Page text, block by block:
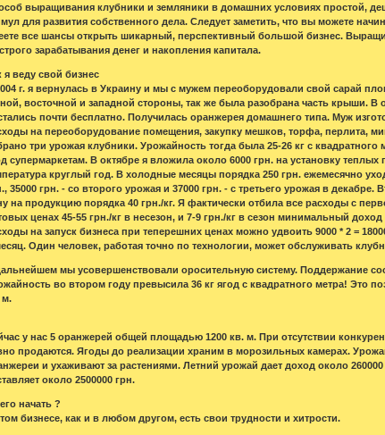
выращивания клубники и земляники в домашних условиях простой,
для развития собственного дела. Следует заметить, что вы можете
все шансы открыть шикарный, перспективный большой бизнес.
зарабатывания денег и накопления капитала.
я веду свой бизнес
г. я вернулась в Украину и мы с мужем переоборудовали свой сарай
восточной и западной стороны, так же была разобрана часть крыши.
почти бесплатно. Получилась оранжерея домашнего типа. Муж
на переоборудование помещения, закупку мешков, торфа, перлита,
три урожая клубники. Урожайность тогда была 25-26 кг с
супермаркетам. В октябре я вложила около 6000 грн. на установку
круглый год. В холодные месяцы порядка 250 грн. ежемесячно
35000 грн. - со второго урожая и 37000 грн. - с третьего урожая в
на продукцию порядка 40 грн./кг. Я фактически отбила все расходы с
ценах 45-55 грн./кг в несезон, и 7-9 грн./кг в сезон минимальный
на запуск бизнеса при теперешних ценах можно удвоить 9000 * 2 =
Один человек, работая точно по технологии, может обслуживать
мы усовершенствовали оросительную систему. Поддержание
во втором году превысила 36 кг ягод с квадратного метра!
м.
у нас 5 оранжерей общей площадью 1200 кв. м. При отсутствии
продаются. Ягоды до реализации храним в морозильных камерах.
и ухаживают за растениями. Летний урожай дает доход около
около 2500000 грн.
начать ?
бизнесе, как и в любом другом, есть свои трудности и хитрости.